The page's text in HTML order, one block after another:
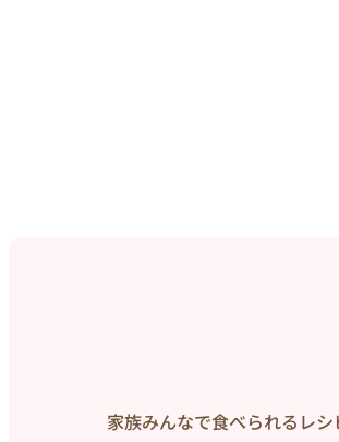
家族みんなで食べられるレシ